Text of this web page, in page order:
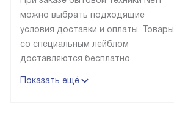
можно выбрать подходящие
условия доставки и оплаты. Товары
со специальным лейблом
доставляются бесплатно
до подъезда, отдельная доставка
Показать ещё